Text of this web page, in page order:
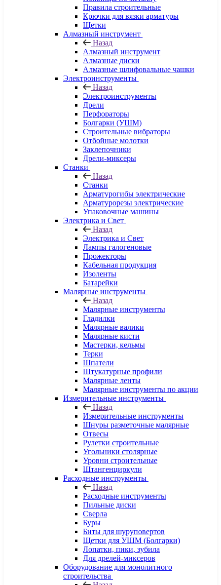
Правила строительные
Крючки для вязки арматуры
Щетки
Алмазный инструмент
Назад
Алмазный инструмент
Алмазные диски
Алмазные шлифовальные чашки
Электроинструменты
Назад
Электроинструменты
Дрели
Перфораторы
Болгарки (УШМ)
Строительные вибраторы
Отбойные молотки
Заклепочники
Дрели-миксеры
Станки
Назад
Станки
Арматурогибы электрические
Арматурорезы электрические
Упаковочные машины
Электрика и Свет
Назад
Электрика и Свет
Лампы галогеновые
Прожекторы
Кабельная продукция
Изоленты
Батарейки
Малярные инструменты
Назад
Малярные инструменты
Гладилки
Малярные валики
Малярные кисти
Мастерки, кельмы
Терки
Шпатели
Штукатурные профили
Малярные ленты
Малярные инструменты по акции
Измерительные инструменты
Назад
Измерительные инструменты
Шнуры разметочные малярные
Отвесы
Рулетки строительные
Угольники столярные
Уровни строительные
Штангенциркули
Расходные инструменты
Назад
Расходные инструменты
Пильные диски
Сверла
Буры
Биты для шуруповертов
Щетки для УШМ (Болгарки)
Лопатки, пики, зубила
Для дрелей-миксеров
Оборудование для монолитного
строительства